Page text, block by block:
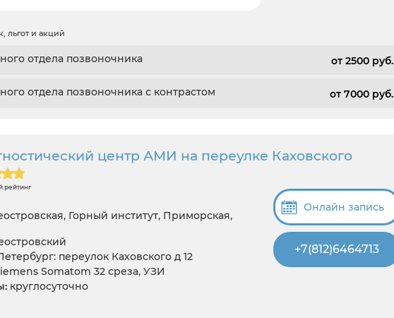
льгот и акций
отдела позвоночника от 2500 pуб.
отдела позвоночника с контрастом от 7000 pуб.
центр АМИ на переулке Каховского
рейтинг
Горный институт, Приморская,
переулок Каховского д 12
Somatom 32 среза, УЗИ
круглосуточно
Онлайн запись
+7(812)6464713